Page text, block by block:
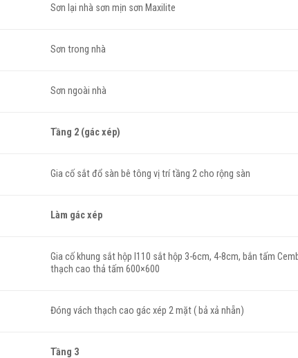
Sơn lại nhà sơn mịn sơn Maxilite
Sơn trong nhà
Sơn ngoài nhà
Tầng 2 (gác xép)
Gia cố sắt đổ sàn bê tông vị trí tầng 2 cho rộng sàn
Làm gác xép
Gia cố khung sắt hộp I110 sắt hộp 3-6cm, 4-8cm, bắn tấm
thạch cao thả tấm 600×600
Đóng vách thạch cao gác xép 2 mặt ( bả xả nhẵn)
Tầng 3